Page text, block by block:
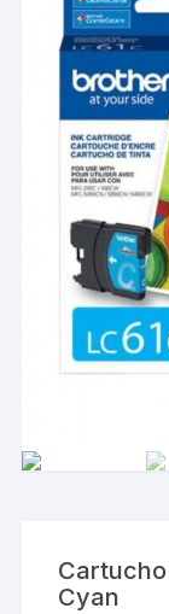
Cartucho
Cyan